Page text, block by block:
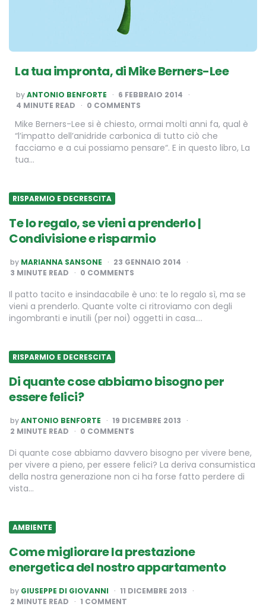
La tua impronta, di Mike Berners-Lee
POSTED
BY
byANTONIO BENFORTE
6 FEBBRAIO 2014
4 MINUTE READ 0 COMMENTS
Mike Berners-Lee si è chiesto, ormai molti anni fa, qual è
“l’impatto dell’anidride carbonica di tutto ciò che
facciamo e a cui possiamo pensare“. E in questo libro, La
tua…
RISPARMIO E DECRESCITA
Te lo regalo, se vieni a prenderlo |
Condivisione e risparmio
POSTED
BY
by MARIANNA SANSONE
23 GENNAIO 2014
3 MINUTE READ 0 COMMENTS
Il patto tacito e insindacabile è uno: te lo regalo sì, ma se
vieni a prenderlo. Quante volte ci ritroviamo con degli
ingombranti e inutili (per noi) oggetti in casa….
RISPARMIO E DECRESCITA
Di quante cose abbiamo bisogno per
essere felici?
POSTED
BY
byANTONIO BENFORTE
19 DICEMBRE 2013
2 MINUTE READ 0 COMMENTS
Di quante cose abbiamo davvero bisogno per vivere bene,
per vivere a pieno, per essere felici? La deriva consumistica
della nostra generazione non ci ha forse fatto perdere di
vista…
AMBIENTE
Come migliorare la prestazione
energetica del nostro appartamento
POSTED
BY
by GIUSEPPE DI GIOVANNI
11 DICEMBRE 2013
2 MINUTE READ 1 COMMENT